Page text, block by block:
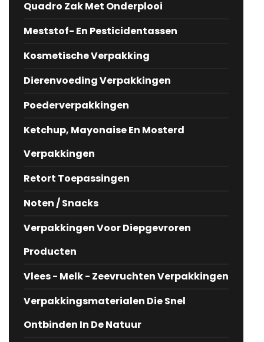
Quadro Zak Met Onderplooi
Meststof- En Pesticidentassen
Kosmetische Verpakking
Dierenvoeding Verpakkingen
Poederverpakkingen
Ketchup, Mayonaise En Mosterd
Verpakkingen
Retort Toepassingen
Noten / Snacks
Verpakkingen Voor Diepgevroren
Producten
Vlees - Melk - Zeevruchten Verpakkingen
Verpakkingsmaterialen Die Snel
Ontbinden In De Natuur